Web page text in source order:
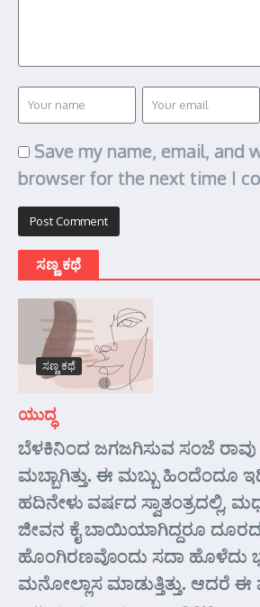
Save my name, email, and
browser for the next time I
ಸಣ್ಣ ಕಥೆ
ಸಣ್ಣ ಕಥೆ
ಯುದ್ಧ
ಬೆಳಕಿನಿಂದ ಜಗಜಗಿಸುವ ಸಂಜೆ
ಮಬ್ಬಾಗಿತ್ತು. ಈ ಮಬ್ಬು ಹಿಂದೆಂದೂ
ಹದಿನೇಳು ವರ್ಷದ ಸ್ವಾತಂತ್ರದಲ್ಲಿ,
ಜೀವನ ಕೈ ಬಾಯಿಯಾಗಿದ್ದರೂ
ಹೊಂಗಿರಣವೊಂದು ಸದಾ ಹೊಳೆದು
ಮನೋಲ್ಲಾಸ ಮಾಡುತ್ತಿತ್ತು. ಆದರೆ ಈ